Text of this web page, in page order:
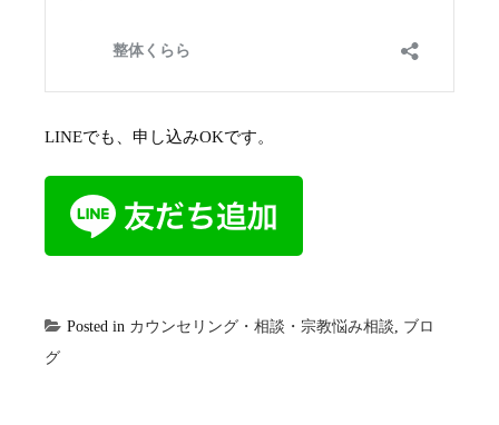
LINEでも、申し込みOKです。
Posted in カウンセリング・相談・宗教悩み相談, ブロ
グ